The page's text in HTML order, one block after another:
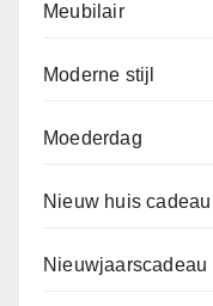
Meubilair
Moderne stijl
Moederdag
Nieuw huis cadeau
Nieuwjaarscadeau